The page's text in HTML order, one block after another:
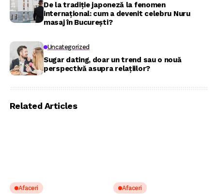
De la tradiție japoneză la fenomen
internațional: cum a devenit celebru Nuru
masaj în București?
Uncategorized
Sugar dating, doar un trend sau o nouă
perspectivă asupra relațiilor?
Related Articles
Afaceri Afaceri